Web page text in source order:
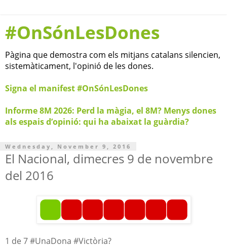
#OnSónLesDones
Pàgina que demostra com els mitjans catalans silencien,
sistemàticament, l'opinió de les dones.
Signa el manifest #OnSónLesDones
Informe 8M 2026: Perd la màgia, el 8M? Menys dones
als espais d’opinió: qui ha abaixat la guàrdia?
Wednesday, November 9, 2016
El Nacional, dimecres 9 de novembre
del 2016
1 de 7 #UnaDona #Victòria?